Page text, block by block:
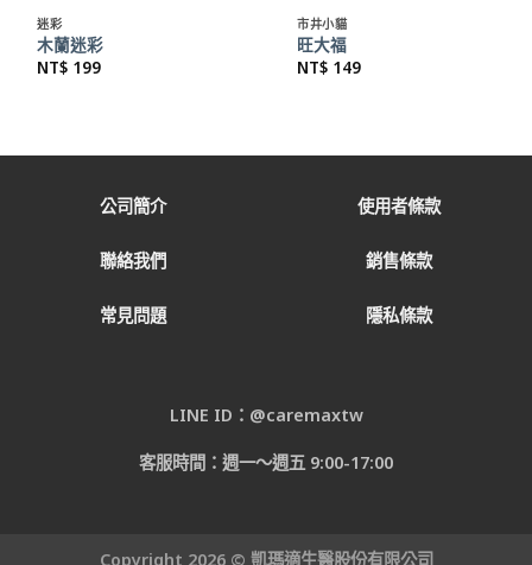
迷彩
木蘭迷彩
NT$ 199
市井小貓
旺大福
NT$ 149
公司簡介
聯絡我們
常見問題
使用者條款
銷售條款
隱私條款
LINE ID：@caremaxtw
客服時間：週一～週五 9:00-17:00
Copyright 2026 © 凱瑪適生醫股份有限公司